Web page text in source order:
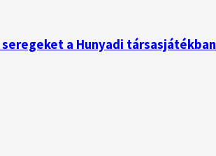
a Hunyadi társasjátékban